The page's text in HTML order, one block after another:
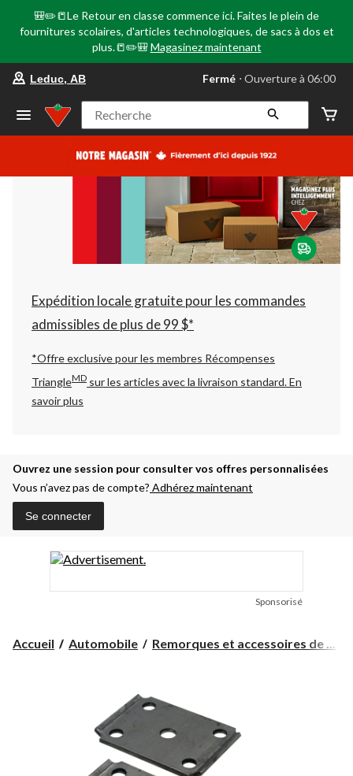
🎒✏️📒Le Retour en classe commence ici. Faites le plein de
fournitures scolaires, d'articles technologiques, de sacs à dos et
plus.📒✏️🎒 Magasinez maintenant
votre
préféré
Leduc,
AB,
courament
Ouverture
à
06:00
cliquer
pour
changer
Leduc, AB Fermé ⋅ Ouverture à 06:00
Recherche
Expédition locale gratuite pour les commandes
admissibles de plus de 99 $*
*Offre exclusive pour les membres Récompenses
TriangleMD sur les articles avec la livraison standard.En
savoir plus
Ouvrez une session pour consulter vos offres personnalisées
Vous n’avez pas de compte? Adhérez maintenant
Se connecter
Sponsorisé
Accueil Automobile Remorques et accessoires de ...